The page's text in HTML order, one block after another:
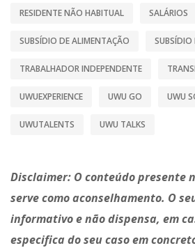
RESIDENTE NÃO HABITUAL SALÁRIOS
SUBSÍDIO DE ALIMENTAÇÃO
TRABALHADOR INDEPENDENTE
UWUEXPERIENCE UWU GO UWU
UWUTALENTS UWU TALKS
Disclaimer: O conteúdo presente
serve como aconselhamento. O
informativo e não dispensa, em
especifica do seu caso em